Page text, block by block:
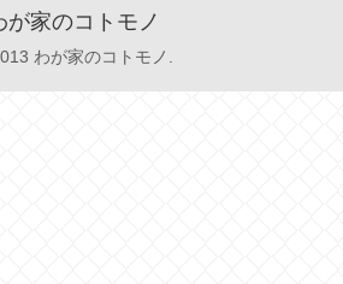
が家のコトモノ
わが家のコトモノ.